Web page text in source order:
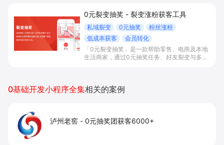
实现低成本获客、提升复购与业绩增长。
0元裂变抽奖 - 裂变涨粉获客工具
私域裂变 0元抽奖
粉丝涨粉
低成本获客
会员转化
「0元裂变抽奖」是一款帮助零售、电商及本地
生活商家，通过0元抽奖任务、好友裂变与多场
0基础开发小程序全集相关的案例
泸州老窖 - 0元抽奖团获客6000+